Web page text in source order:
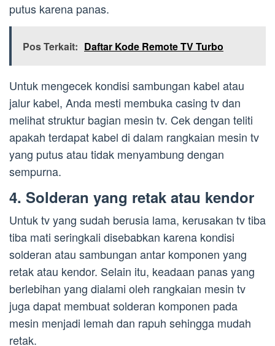
putus karena panas.
Pos Terkait: Daftar Kode Remote TV Turbo
Untuk mengecek kondisi sambungan kabel atau
jalur kabel, Anda mesti membuka casing tv dan
melihat struktur bagian mesin tv. Cek dengan teliti
apakah terdapat kabel di dalam rangkaian mesin tv
yang putus atau tidak menyambung dengan
sempurna.
4. Solderan yang retak atau kendor
Untuk tv yang sudah berusia lama, kerusakan tv tiba
tiba mati seringkali disebabkan karena kondisi
solderan atau sambungan antar komponen yang
retak atau kendor. Selain itu, keadaan panas yang
berlebihan yang dialami oleh rangkaian mesin tv
juga dapat membuat solderan komponen pada
mesin menjadi lemah dan rapuh sehingga mudah
retak.